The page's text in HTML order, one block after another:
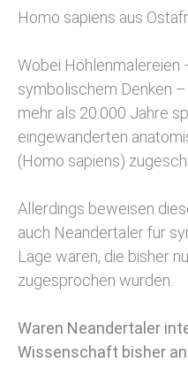
Homo sapiens aus
Wobei Höhlenmalereien
symbolischem Denken
mehr als 20.000 Jahre
eingewanderten
(Homo sapiens)
Allerdings beweisen
auch Neandertaler für
Lage waren, die bisher
zugesprochen wurden.
Waren Neandertaler
Wissenschaft bisher